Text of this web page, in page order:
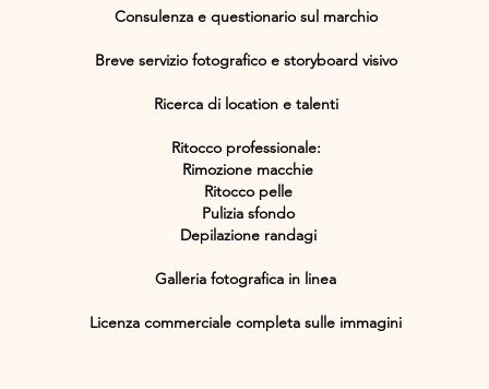
Consulenza e questionario sul marchio
Breve servizio fotografico e storyboard visivo
Ricerca di location e talenti
Ritocco professionale:​
Rimozione macchie
Ritocco pelle
Pulizia sfondo
Depilazione randagi
Galleria fotografica in linea
Licenza commerciale completa sulle immagini